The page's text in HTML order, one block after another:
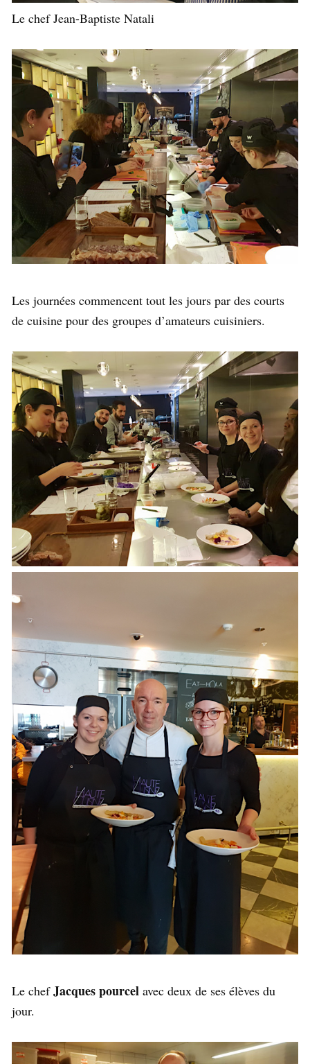
Le chef Jean-Baptiste Natali
Les journées commencent tout les jours par des courts
de cuisine pour des groupes d’amateurs cuisiniers.
Le chefJacques pourcel avec deux de ses élèves du
jour.